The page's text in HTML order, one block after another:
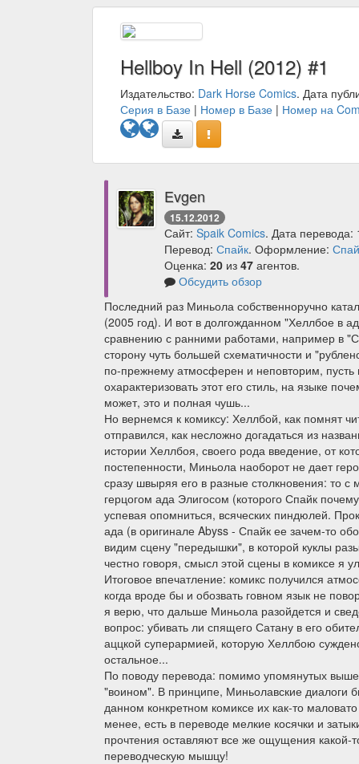
Hellboy In Hell (2012) #1
Издательство: Dark Horse Comics. Дата
Серия в Базе | Номер в Базе | Номер на
Evgen
15.12.2012
Сайт: Spaik Comics. Дата перевода:
Перевод: Спайк. Оформление:
Оценка: 20 из 47 агентов.
Обсудить обзор
Последний раз Миньола собственноручно
(2005 год). И вот в долгожданном "Хеллбое в
сравнению с ранними работами, например в
сторону чуть большей схематичности и
по-прежнему атмосферен и неповторим,
охарактеризовать этот его стиль, на языке
может, это и полная чушь...
Но вернемся к комиксу: Хеллбой, как помнят
отправился, как несложно догадаться из
истории Хеллбоя, своего рода введение, от
постепенности, Миньола наоборот не дает
сразу швыряя его в разные столкновения: то
герцогом ада Элигосом (которого Спайк
успевая опомниться, всяческих пиндюлей.
ада (в оригинале Abyss - Спайк ее зачем-то
видим сцену "передышки", в которой куклы
честно говоря, смысл этой сцены в комиксе я
Итоговое впечатление: комикс получился
когда вроде бы и обозвать говном язык не
я верю, что дальше Миньола разойдется и
вопрос: убивать ли спящего Сатану в его
аццкой суперармией, которую Хеллбою
остальное...
По поводу перевода: помимо упомянутых
"воином". В принципе, Миньолавские диалоги
данном конкретном комиксе их как-то
менее, есть в переводе мелкие косячки и
прочтения оставляют все же ощущения какой-
переводческую мышцу!